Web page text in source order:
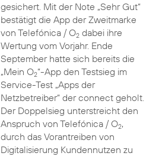
gesichert. Mit der Note „Sehr Gut“
bestätigt die App der Zweitmarke
von Telefónica / O2dabei ihre
Wertung vom Vorjahr. Ende
September hatte sich bereits die
„Mein O2“-App den Testsieg im
Service-Test „Apps der
Netzbetreiber“ der connect geholt.
Der Doppelsieg unterstreicht den
Anspruch von Telefónica / O2,
durch das Vorantreiben von
Digitalisierung Kundennutzen zu